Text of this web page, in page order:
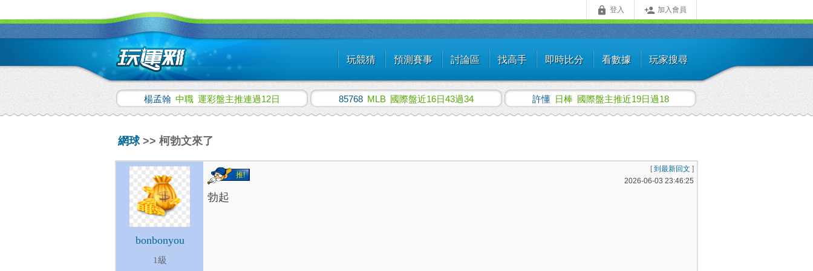
玩競猜 預測賽事 討論區 找高手 即時比分 看數據 玩家搜尋
 登入  加入會員
楊孟翰 中職 運彩盤主推連過12日 85768 MLB 國際盤近16日43過34 許懂 日棒 國際盤主推近19日過18
網球>> 柯勃文來了
bonbonyou
1級
[到最新回文 ]
2026-06-03 23:46:25
推!
勃起